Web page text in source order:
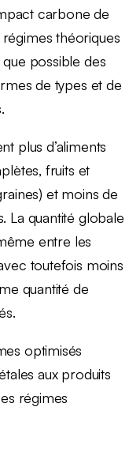
carbone de
théoriques
possible des
de types et de
plus d’aliments
fruits et
et moins de
La quantité globale
entre les
toutefois moins
quantité de
optimisés
aux produits
régimes